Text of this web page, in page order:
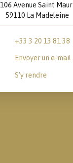
106 Avenue Saint Maur
59110 La Madeleine
+33 3 20 13 81 38
Envoyer un e-mail
S'y rendre